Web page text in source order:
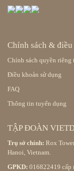
Chính sách & điều
Chính sách quyền riêng
Điều khoản sử dụng
FAQ
Thông tin tuyển dụng
TẬP ĐOÀN
Trụ sở chính: Rox
Hanoi, Vietnam.
GPKD: 016822419 cấp